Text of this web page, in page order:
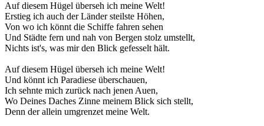
Auf diesem Hügel überseh ich meine Welt!
Erstieg ich auch der Länder steilste Höhen,
Von wo ich könnt die Schiffe fahren sehen
Und Städte fern und nah von Bergen stolz umstellt,
Nichts ist's, was mir den Blick gefesselt hält.
Auf diesem Hügel überseh ich meine Welt!
Und könnt ich Paradiese überschauen,
Ich sehnte mich zurück nach jenen Auen,
Wo Deines Daches Zinne meinem Blick sich stellt,
Denn der allein umgrenzet meine Welt.